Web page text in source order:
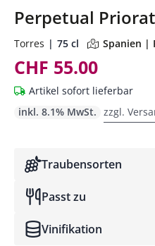
Perpetual
Torres 75 cl Spanien |
CHF 55.00
Artikel sofort lieferbar
inkl. 8.1% MwSt. zzgl.
Traubensorten
Passt zu
Vinifikation